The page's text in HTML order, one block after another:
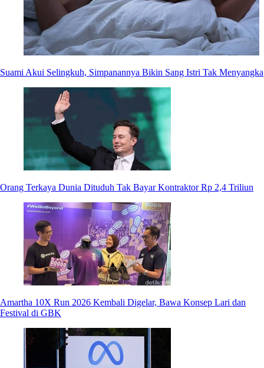
Suami Akui Selingkuh, Simpanannya Bikin Sang Istri Tak Menyangka
Orang Terkaya Dunia Dituduh Tak Bayar Kontraktor Rp 2,4 Triliun
Amartha 10X Run 2026 Kembali Digelar, Bawa Konsep Lari dan
Festival di GBK